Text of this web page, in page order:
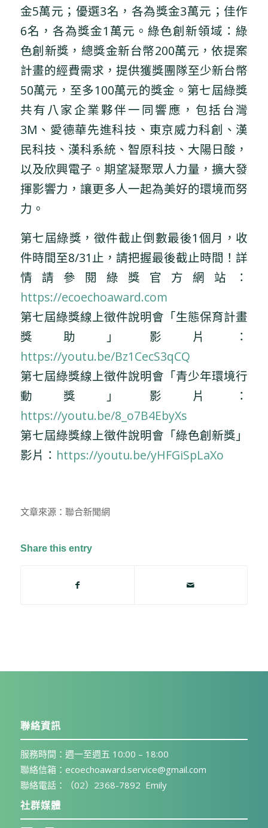
金5萬元；優選3名，各為獎金3萬元；佳作
6名，各為獎金1萬元。綠色創新領域：綠
色創新獎，總獎金新台幣200萬元，依提案
計畫的經費需求，提供獲獎團隊至少新台幣
50萬元，至多100萬元的獎金。第七屆綠獎
共有八家企業夥伴一同響應，包括台灣
3M、愛德華先進科技、東京威力科創、漢
民科技、漢科系統、智原科技、大陽日酸，
以及欣興電子。期望凝聚眾人力量，擴大發
揮影響力，讓更多人一起為美好的環境而努
力。
第七屆綠獎，徵件截止倒數最後1個月，收
件時間至8/31止，請把握最後截止時間！詳
情請參閱綠獎官方網站：
https://ecoechoaward.com
第七屆綠獎線上徵件說明會「生態保育計畫
獎助」影片：
https://youtu.be/Bz1CecS3qCQ
第七屆綠獎線上徵件說明會「青少年環境行
動獎」影片：
https://youtu.be/8_o7B4EbyXs
第七屆綠獎線上徵件說明會「綠色創新獎」
影片： https://youtu.be/yHFGiSpLaXo
文章來源：聯合新聞網
Share this entry
聯絡資訊
服務時間：週一至週五 10:00 – 18:00
聯絡信箱：ecoechoaward.service@gmail.com
聯絡電話：（02）2368-7892 Emily
社群媒體